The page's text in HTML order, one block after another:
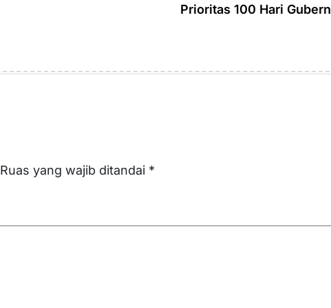
Prioritas 100 Hari
Ruas yang wajib ditandai *